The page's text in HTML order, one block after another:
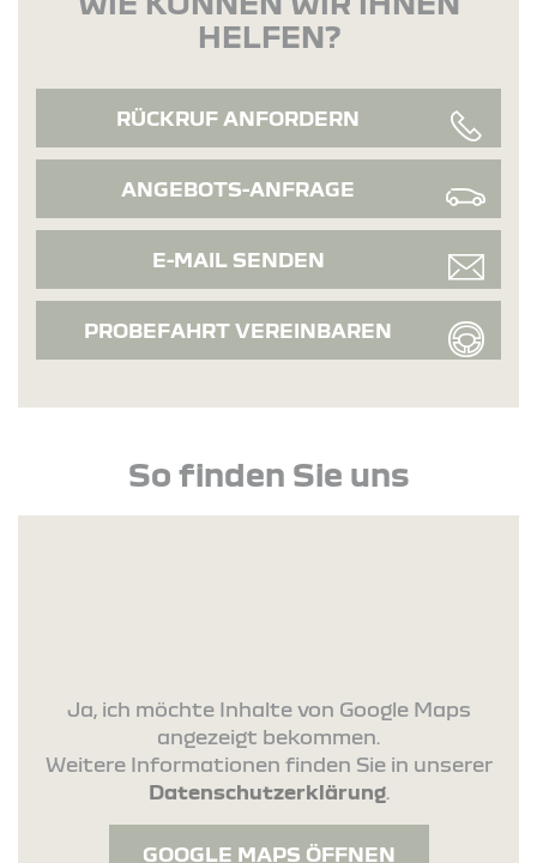
HELFEN?
RÜCKRUF ANFORDERN
ANGEBOTS-ANFRAGE
E-MAIL SENDEN
PROBEFAHRT VEREINBAREN
So finden Sie uns
Ja, ich möchte Inhalte von Google Maps
angezeigt bekommen.
Weitere Informationen finden Sie in unserer
Datenschutzerklärung.
GOOGLE MAPS ÖFFNEN